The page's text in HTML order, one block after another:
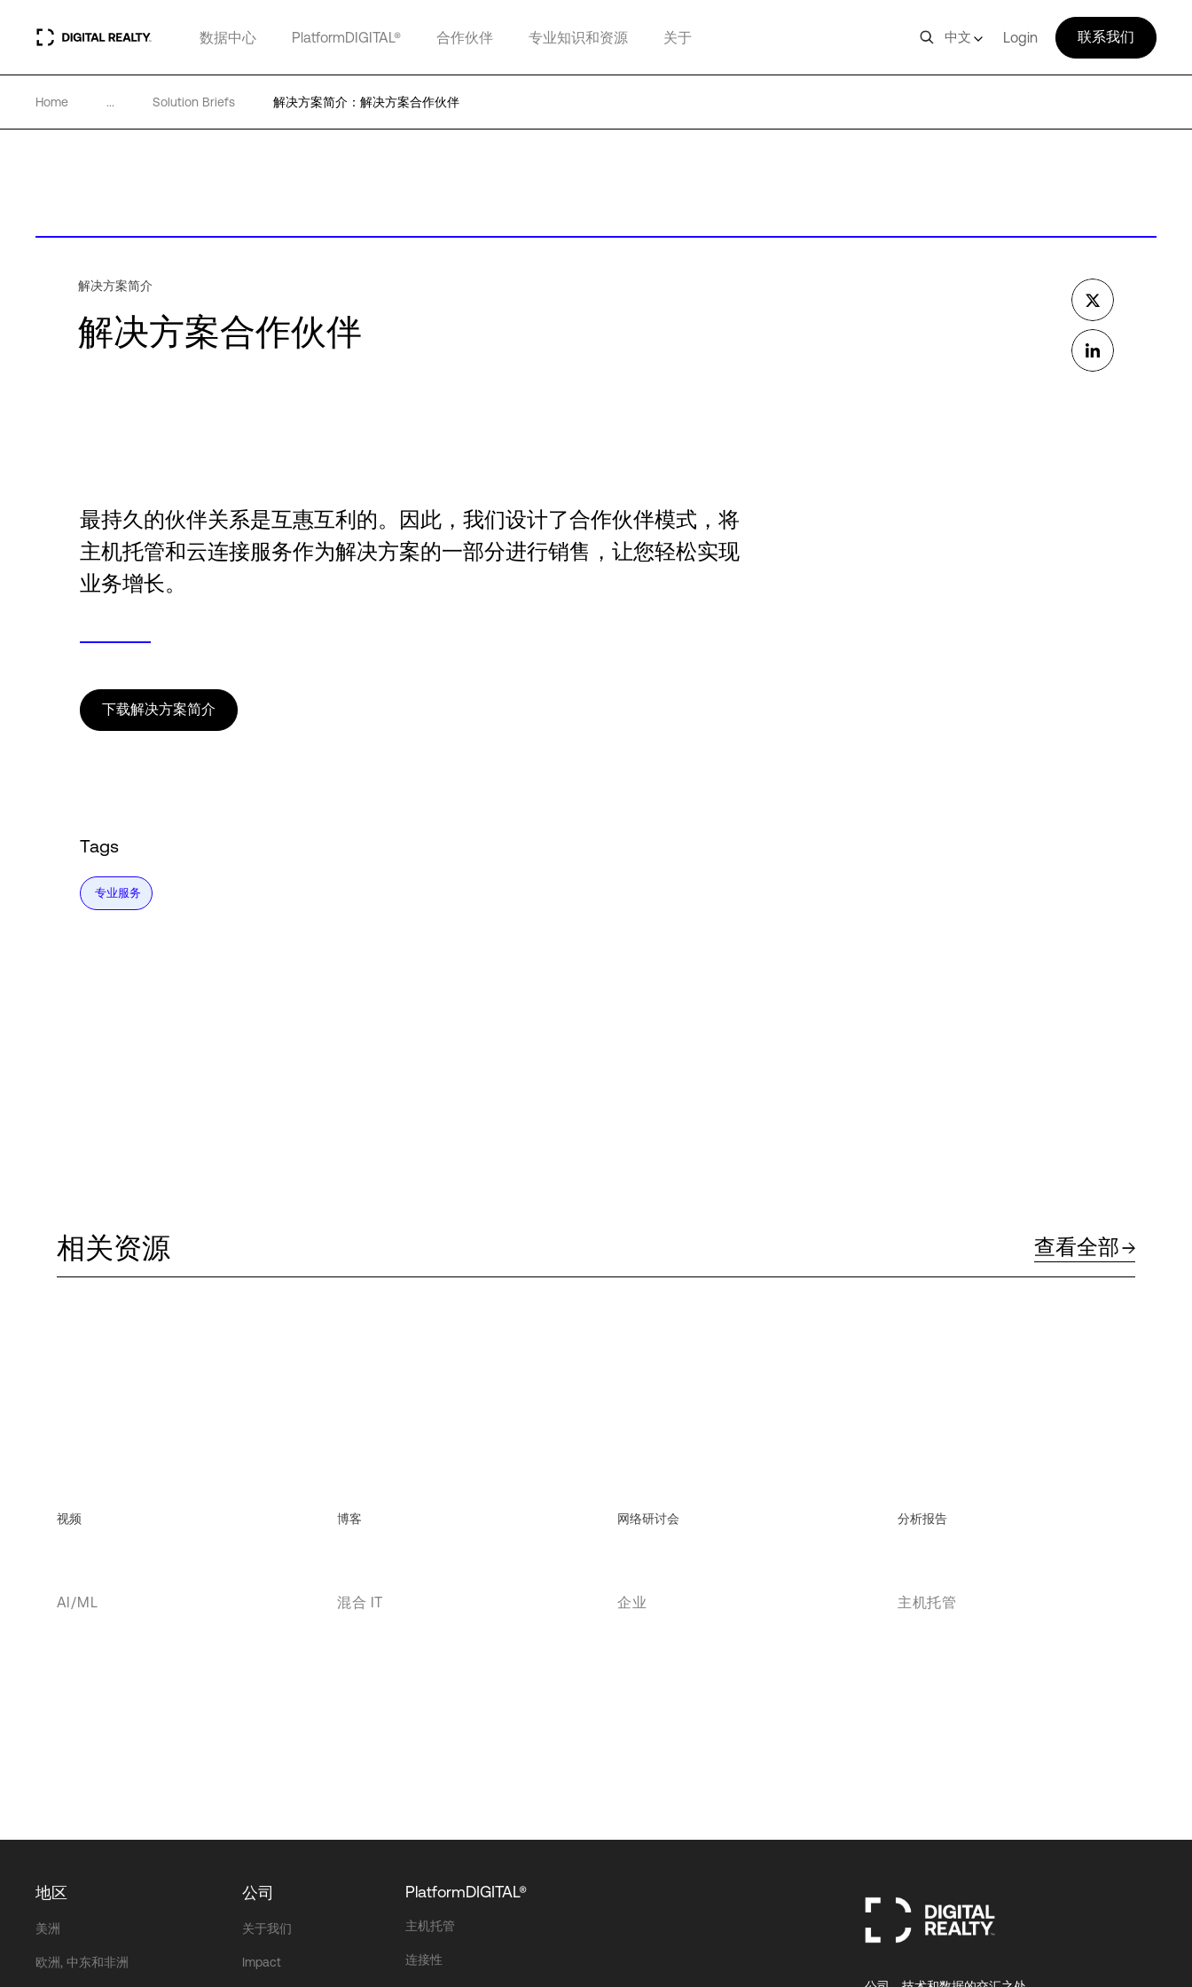
数据中心 PlatformDIGITAL® 合作伙伴 专业知识和资源 关于 中文 Login 联系我们
Home ... Solution Briefs 解决方案简介：解决方案合作伙伴
解决方案简介
解决方案合作伙伴
最持久的伙伴关系是互惠互利的。因此，我们设计了合作伙伴模式，将
主机托管和云连接服务作为解决方案的一部分进行销售，让您轻松实现
业务增长。
下载解决方案简介
Tags
专业服务
相关资源 查看全部
视频
AI/ML
博客
混合 IT
网络研讨会
企业
分析报告
主机托管
地区
美洲
欧洲, 中东和非洲
公司
关于我们
Impact
PlatformDIGITAL®
主机托管
连接性